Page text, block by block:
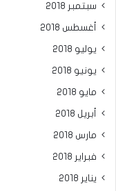
سبتمبر 2018
أغسطس 2018
يوليو 2018
يونيو 2018
مايو 2018
أبريل 2018
مارس 2018
فبراير 2018
يناير 2018